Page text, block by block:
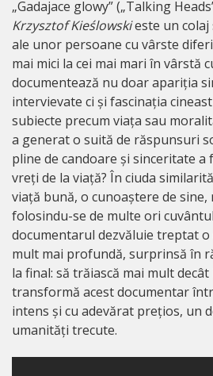
„Gadajace glowy” („Talking
Krzysztof Kieślowskieste un colaj
ale unor persoane cu vârste
mai mici la cei mai mari în vârstă
documentează nu doar apariția
intervievate ci și fascinația
subiecte precum viața sau
a generat o suită de răspunsuri
pline de candoare și sinceritate a
vreți de la viață? În ciuda
viață bună, o cunoaștere de
folosindu-se de multe ori
documentarul dezvăluie treptat
mult mai profundă, surprinsă în
la final: să trăiască mai mult decât
transformă acest documentar
intens și cu adevărat prețios, un
umanități trecute.